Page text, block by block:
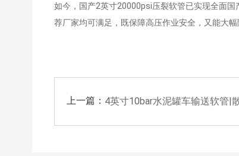
如今，国产2英寸20000psi压裂软管已实现全面
荐厂家均可满足，既保障高压作业安全，又能大幅
上一篇： 4英寸10bar水泥罐车输送软管|